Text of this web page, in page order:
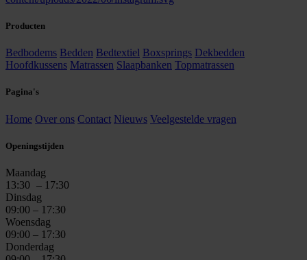
Producten
Bedbodems Bedden Bedtextiel Boxsprings Dekbedden
Hoofdkussens Matrassen Slaapbanken Topmatrassen
Pagina's
Home Over ons Contact Nieuws Veelgestelde vragen
Openingstijden
Maandag
13:30 – 17:30
Dinsdag
09:00 – 17:30
Woensdag
09:00 – 17:30
Donderdag